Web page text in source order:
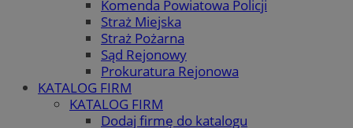
Komenda Powiatowa Policji
Straż Miejska
Straż Pożarna
Sąd Rejonowy
Prokuratura Rejonowa
KATALOG FIRM
KATALOG FIRM
Dodaj firmę do katalogu